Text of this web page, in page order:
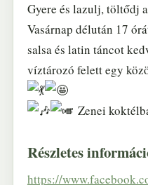
Gyere és lazulj, töltődj
Vasárnap délután 17
salsa és latin táncot
víztározó felett egy
Zenei
Részletes
https://